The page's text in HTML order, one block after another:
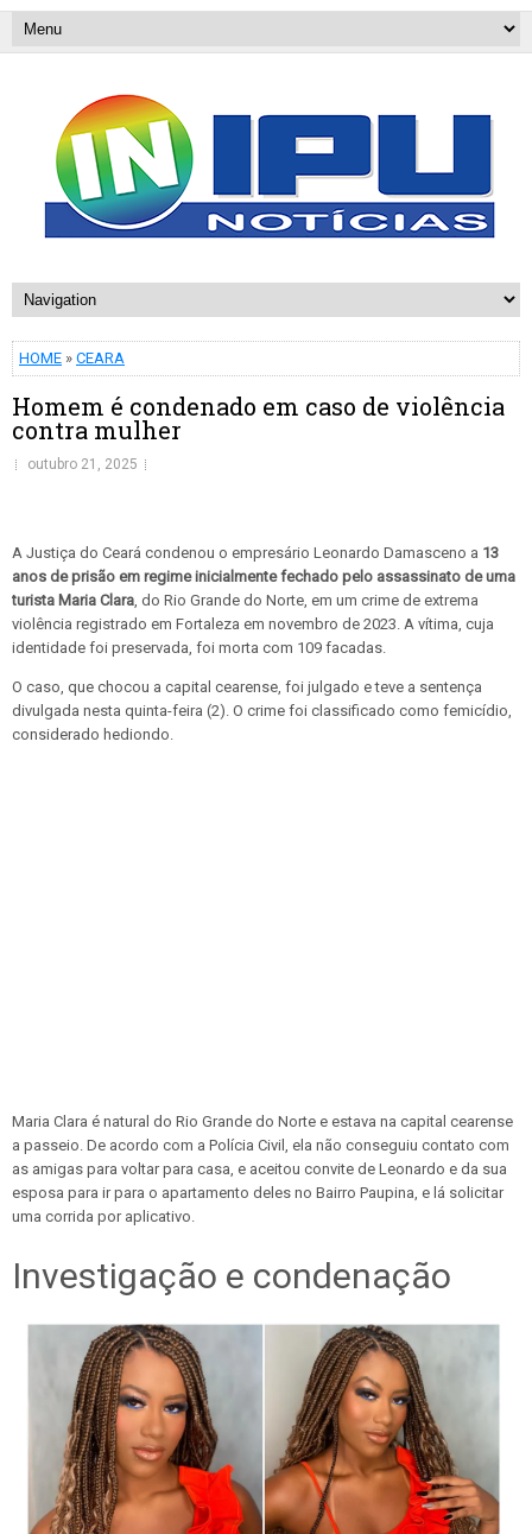
HOME » CEARA
Homem é condenado em caso de violência
contra mulher
outubro 21, 2025
A Justiça do Ceará condenou o empresário Leonardo Damasceno a 13
anos de prisão em regime inicialmente fechado pelo assassinato de uma
turista Maria Clara, do Rio Grande do Norte, em um crime de extrema
violência registrado em Fortaleza em novembro de 2023. A vítima, cuja
identidade foi preservada, foi morta com 109 facadas.
O caso, que chocou a capital cearense, foi julgado e teve a sentença
divulgada nesta quinta-feira (2). O crime foi classificado como femicídio,
considerado hediondo.
Maria Clara é natural do Rio Grande do Norte e estava na capital cearense
a passeio. De acordo com a Polícia Civil, ela não conseguiu contato com
as amigas para voltar para casa, e aceitou convite de Leonardo e da sua
esposa para ir para o apartamento deles no Bairro Paupina, e lá solicitar
uma corrida por aplicativo.
Investigação e condenação